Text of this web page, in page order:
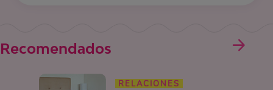
Recomendados
RELACIONES